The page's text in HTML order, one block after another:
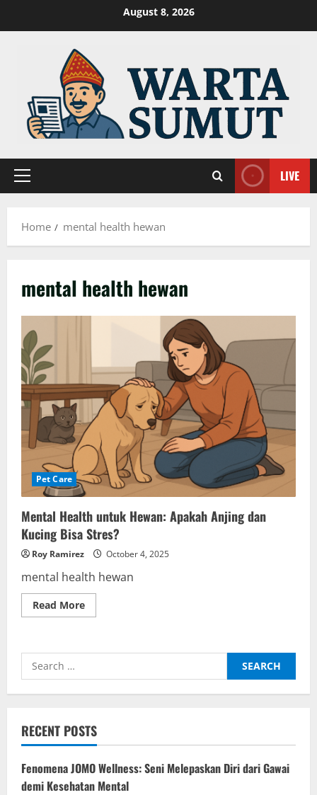
August 8, 2026
Primary
LIVE
Home mental health hewan
mental health hewan
Pet Care
Mental Health untuk Hewan: Apakah Anjing dan
Kucing Bisa Stres?
Roy Ramirez October 4, 2025
mental health hewan
Read MoreRead
more
untuk
Anjing
dan
Stres?
Search
for:
RECENT POSTS
Fenomena JOMO Wellness: Seni Melepaskan Diri dari Gawai
demi Kesehatan Mental